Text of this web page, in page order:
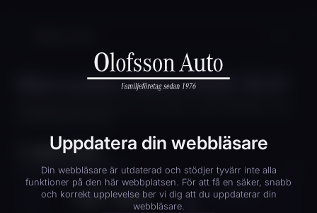
Uppdatera din webbläsare
Din webbläsare är utdaterad och stödjer tyvärr inte alla
funktioner på den här webbplatsen. För att få en säker, snabb
och korrekt upplevelse ber vi dig att du uppdaterar din
webbläsare.
Mercedes-Benz EQS SUV
1 149 000
Finansieringskalkylator
KONTANTINSATS 20% (229 800
UEF 26R KOPIERA